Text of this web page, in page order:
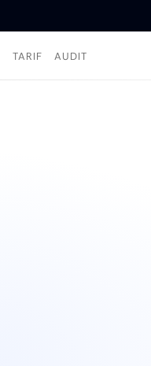
TARIF AUDIT